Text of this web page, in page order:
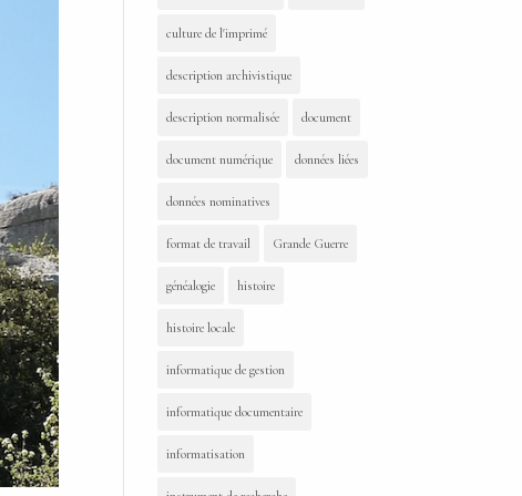
culture de l'imprimé
description archivistique
description normalisée document
document numérique données liées
données nominatives
format de travail Grande Guerre
généalogie histoire
histoire locale
informatique de gestion
informatique documentaire
informatisation